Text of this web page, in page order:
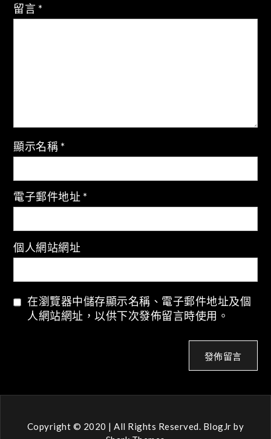
留言 *
顯示名稱 *
電子郵件地址 *
個人網站網址
在瀏覽器中儲存顯示名稱、電子郵件地址及個
人網站網址，以供下次發佈留言時使用。
Copyright © 2020 | All Rights Reserved. BlogJr by